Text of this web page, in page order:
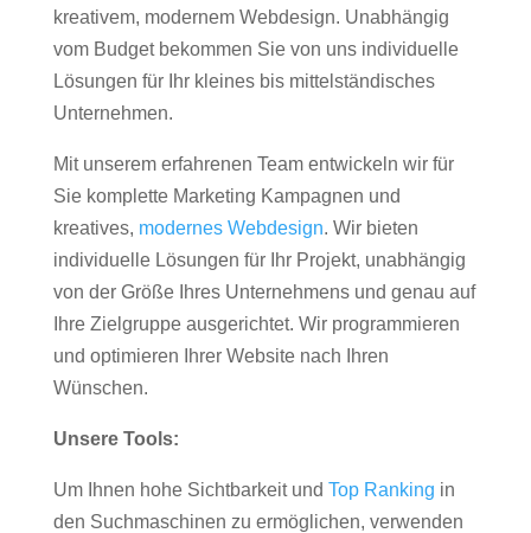
kreativem, modernem Webdesign. Unabhängig
vom Budget bekommen Sie von uns individuelle
Lösungen für Ihr kleines bis mittelständisches
Unternehmen.
Mit unserem erfahrenen Team entwickeln wir für
Sie komplette Marketing Kampagnen und
kreatives, modernes Webdesign. Wir bieten
individuelle Lösungen für Ihr Projekt, unabhängig
von der Größe Ihres Unternehmens und genau auf
Ihre Zielgruppe ausgerichtet. Wir programmieren
und optimieren Ihrer Website nach Ihren
Wünschen.
Unsere Tools:
Um Ihnen hohe Sichtbarkeit und Top Ranking in
den Suchmaschinen zu ermöglichen, verwenden